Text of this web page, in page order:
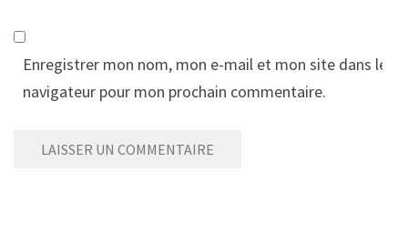
Enregistrer mon nom, mon e-mail et mon site dans le
navigateur pour mon prochain commentaire.